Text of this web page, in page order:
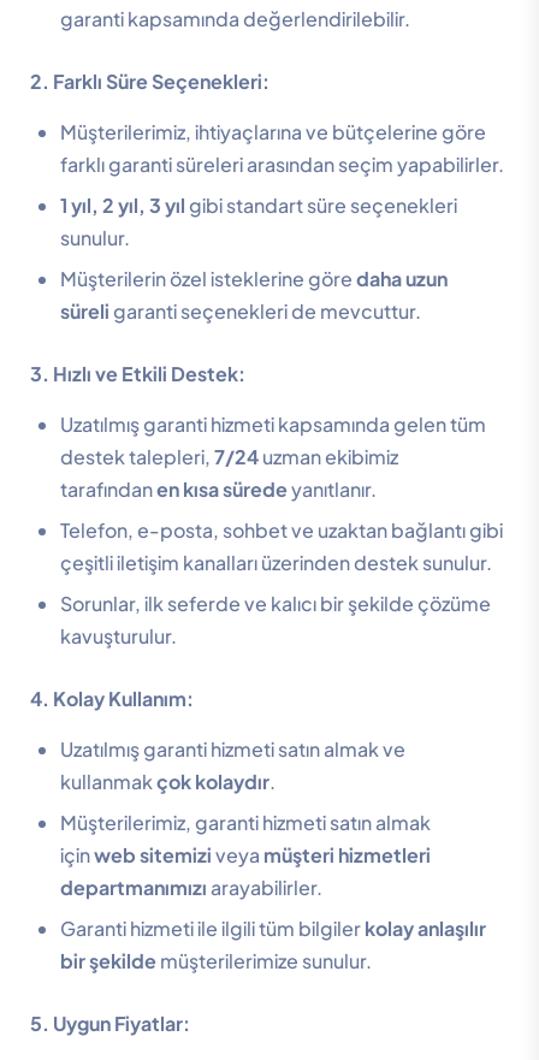
garanti kapsamında değerlendirilebilir.
2. Farklı Süre Seçenekleri:
Müşterilerimiz, ihtiyaçlarına ve bütçelerine göre
farklı garanti süreleri arasından seçim yapabilirler.
1 yıl, 2 yıl, 3 yılgibi standart süre seçenekleri
sunulur.
Müşterilerin özel isteklerine göredaha uzun
süreligaranti seçenekleri de mevcuttur.
3. Hızlı ve Etkili Destek:
Uzatılmış garanti hizmeti kapsamında gelen tüm
destek talepleri,7/24uzman ekibimiz
tarafındanen kısa süredeyanıtlanır.
Telefon, e-posta, sohbet ve uzaktan bağlantı gibi
çeşitli iletişim kanalları üzerinden destek sunulur.
Sorunlar, ilk seferde ve kalıcı bir şekilde çözüme
kavuşturulur.
4. Kolay Kullanım:
Uzatılmış garanti hizmeti satın almak ve
kullanmakçok kolaydır.
Müşterilerimiz, garanti hizmeti satın almak
içinweb sitemiziveya müşteri hizmetleri
departmanımızıarayabilirler.
Garanti hizmeti ile ilgili tüm bilgilerkolay anlaşılır
bir şekilde müşterilerimize sunulur.
5. Uygun Fiyatlar: